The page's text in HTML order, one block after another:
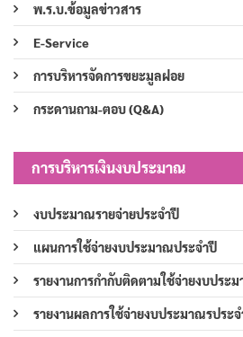
พ.ร.บ.ข้อมูลข่าวสาร
E-Service
การบริหารจัดการขยะมูลฝอย
กระดานถาม-ตอบ (Q&A)
การบริหารเงินงบประมาณ
งบประมาณรายจ่ายประจำปี
แผนการใช้จ่ายงบประมาณประจำปี
รายงานการกำกับติดตามใช้จ่ายงบประ
รายงานผลการใช้จ่ายงบประมาณรประ